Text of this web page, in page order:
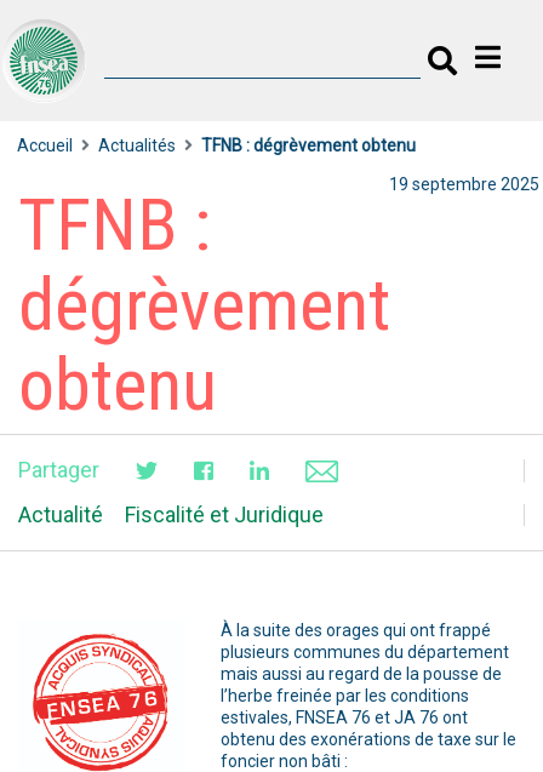
Accueil Actualités TFNB : dégrèvement obtenu
TFNB :
dégrèvement
obtenu
19 septembre 2025
Partager
Actualité
Fiscalité et Juridique
À la suite des orages qui ont frappé
plusieurs communes du département
mais aussi au regard de la pousse de
l’herbe freinée par les conditions
estivales, FNSEA 76 et JA 76 ont
obtenu des exonérations de taxe sur le
foncier non bâti :